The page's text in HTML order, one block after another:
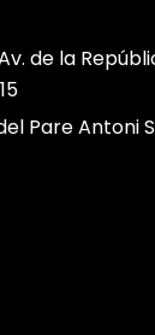
de la
Pare Antoni